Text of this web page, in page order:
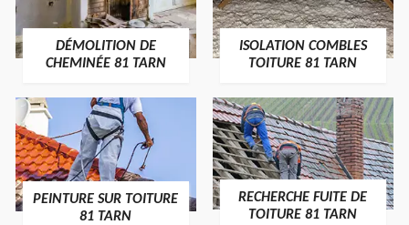
DÉMOLITION DE
CHEMINÉE 81 TARN
ISOLATION COMBLES
TOITURE 81 TARN
PEINTURE SUR TOITURE
81 TARN
RECHERCHE FUITE DE
TOITURE 81 TARN